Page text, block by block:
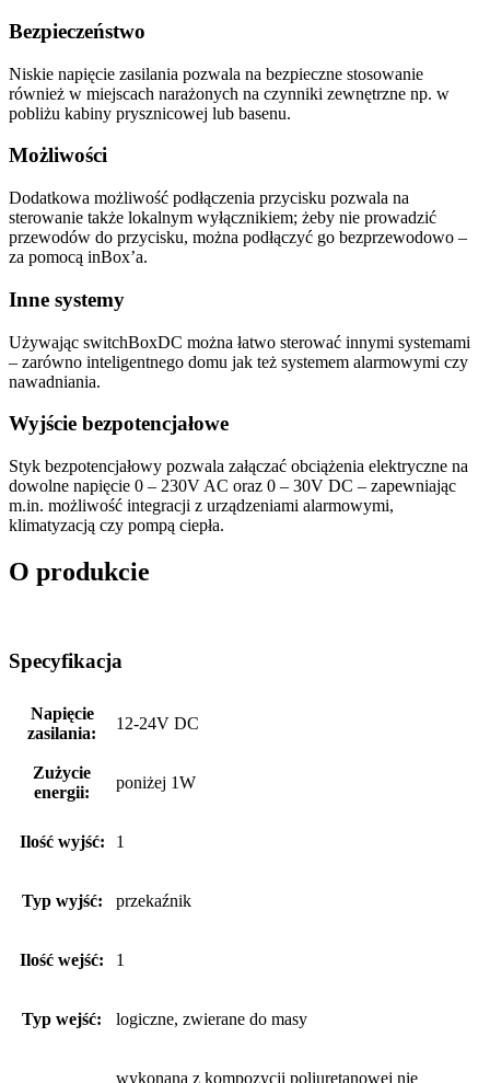
Bezpieczeństwo
Niskie napięcie zasilania pozwala na bezpieczne stosowanie
również w miejscach narażonych na czynniki zewnętrzne np. w
pobliżu kabiny prysznicowej lub basenu.
Możliwości
Dodatkowa możliwość podłączenia przycisku pozwala na
sterowanie także lokalnym wyłącznikiem; żeby nie prowadzić
przewodów do przycisku, można podłączyć go bezprzewodowo –
za pomocą inBox’a.
Inne systemy
Używając switchBoxDC można łatwo sterować innymi systemami
– zarówno inteligentnego domu jak też systemem alarmowymi czy
nawadniania.
Wyjście bezpotencjałowe
Styk bezpotencjałowy pozwala załączać obciążenia elektryczne na
dowolne napięcie 0 – 230V AC oraz 0 – 30V DC – zapewniając
m.in. możliwość integracji z urządzeniami alarmowymi,
klimatyzacją czy pompą ciepła.
O produkcie
Specyfikacja
Napięcie
zasilania:
12-24V DC
Zużycie
energii:
poniżej 1W
Ilość wyjść: 1
Typ wyjść: przekaźnik
Ilość wejść: 1
Typ wejść: logiczne, zwierane do masy
wykonana z kompozycji poliuretanowej nie